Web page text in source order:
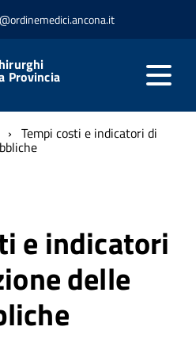
Provincia
Tempi costi e indicatori di
e indicatori
delle